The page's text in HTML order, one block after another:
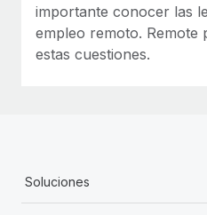
importante conocer las
empleo remoto. Remote
estas cuestiones.
Soluciones